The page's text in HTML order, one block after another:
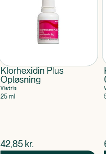
Klorhexidin Plus
Opløsning
Viatris
25 ml
$nuværende pris
42,85 kr.